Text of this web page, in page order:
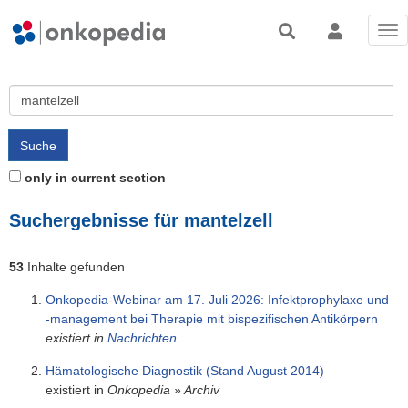
only in current section
Suchergebnisse für mantelzell
53 Inhalte gefunden
Onkopedia-Webinar am 17. Juli 2026: Infektprophylaxe und
-management bei Therapie mit bispezifischen Antikörpern
existiert in Nachrichten
Hämatologische Diagnostik (Stand August 2014)
existiert in Onkopedia »Archiv